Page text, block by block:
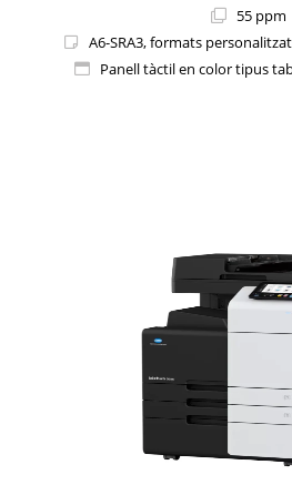
55 ppm
A6-SRA3, formats
Panell tàctil en color tipus